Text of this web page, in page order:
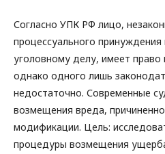
Согласно УПК РФ лицо,
процессуального
уголовному делу, имеет
однако одного лишь
недостаточно. Современные
возмещения вреда,
модификации. Цель:
процедуры возмещения